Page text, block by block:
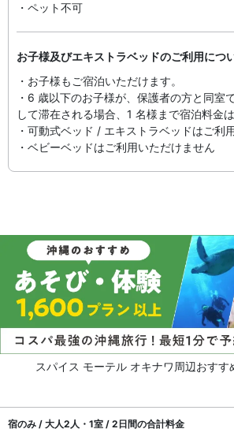
・ペット不可
お子様及びエキストラベッドのご利用につ
・お子様もご宿泊いただけます。
・6 歳以下のお子様が、保護者の方と同室
して滞在される場合、1 名様まで宿泊料金は
・可動式ベッド / エキストラベッドはご利
・ベビーベッドはご利用いただけません
スパイス モーテル オキナワ周辺おすす
宿のみ / 大人2人・1室 / 2日間の合計料金